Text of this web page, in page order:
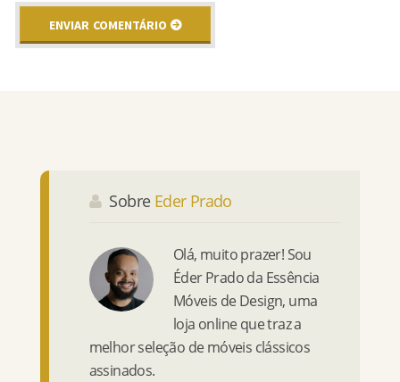
Sobre Eder Prado
Olá, muito prazer! Sou
Éder Prado da Essência
Móveis de Design, uma
loja online que traz a
melhor seleção de móveis clássicos
assinados.